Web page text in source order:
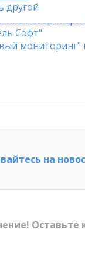
другой
Софт"
на
Оставьте